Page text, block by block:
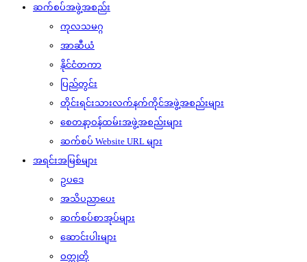
ဆက်စပ်အဖွဲ့အစည်း
ကုလသမဂ္ဂ
အာဆီယံ
နိုင်ငံတကာ
ပြည်တွင်း
တိုင်းရင်းသားလက်နက်ကိုင်အဖွဲ့အစည်းများ
စေတနာ့ဝန်ထမ်းအဖွဲ့အစည်းများ
ဆက်စပ် Website URL များ
အရင်းအမြစ်များ
ဥပဒေ
အသိပညာပေး
ဆက်စပ်စာအုပ်များ
ဆောင်းပါးများ
ဝတ္ထုတို